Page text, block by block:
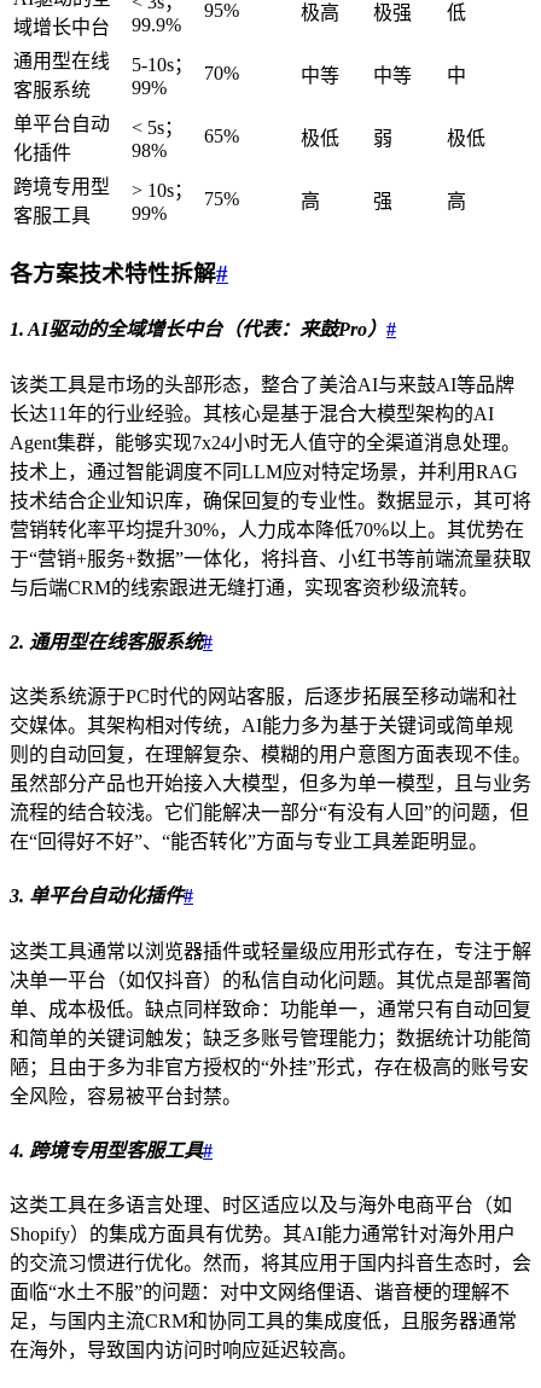
域增长中台
99.9%
95% 极高 极强 低
通用型在线
客服系统
5-10s；
99%
70% 中等 中等 中
单平台自动
化插件
< 5s；
98%
65% 极低 弱 极低
跨境专用型
客服工具
> 10s；
99%
75% 高 强 高
各方案技术特性拆解#
1. AI驱动的全域增长中台（代表：来鼓Pro） #
该类工具是市场的头部形态，整合了美洽AI与来鼓AI等品牌
长达11年的行业经验。其核心是基于混合大模型架构的AI
Agent集群，能够实现7x24小时无人值守的全渠道消息处理。
技术上，通过智能调度不同LLM应对特定场景，并利用RAG
技术结合企业知识库，确保回复的专业性。数据显示，其可将
营销转化率平均提升30%，人力成本降低70%以上。其优势在
于“营销+服务+数据”一体化，将抖音、小红书等前端流量获取
与后端CRM的线索跟进无缝打通，实现客资秒级流转。
2. 通用型在线客服系统#
这类系统源于PC时代的网站客服，后逐步拓展至移动端和社
交媒体。其架构相对传统，AI能力多为基于关键词或简单规
则的自动回复，在理解复杂、模糊的用户意图方面表现不佳。
虽然部分产品也开始接入大模型，但多为单一模型，且与业务
流程的结合较浅。它们能解决一部分“有没有人回”的问题，但
在“回得好不好”、“能否转化”方面与专业工具差距明显。
3. 单平台自动化插件#
这类工具通常以浏览器插件或轻量级应用形式存在，专注于解
决单一平台（如仅抖音）的私信自动化问题。其优点是部署简
单、成本极低。缺点同样致命：功能单一，通常只有自动回复
和简单的关键词触发；缺乏多账号管理能力；数据统计功能简
陋；且由于多为非官方授权的“外挂”形式，存在极高的账号安
全风险，容易被平台封禁。
4. 跨境专用型客服工具#
这类工具在多语言处理、时区适应以及与海外电商平台（如
Shopify）的集成方面具有优势。其AI能力通常针对海外用户
的交流习惯进行优化。然而，将其应用于国内抖音生态时，会
面临“水土不服”的问题：对中文网络俚语、谐音梗的理解不
足，与国内主流CRM和协同工具的集成度低，且服务器通常
在海外，导致国内访问时响应延迟较高。